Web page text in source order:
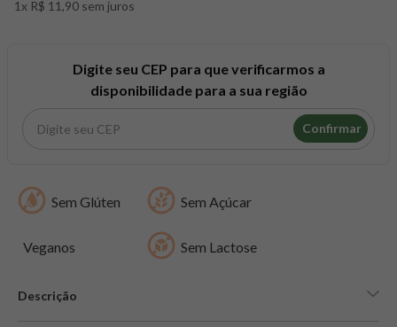
1x R$ 11,90 sem juros
Digite seu CEP para que verificarmos a
disponibilidade para a sua região
Confirmar
Sem Glúten Sem Açúcar
Veganos Sem Lactose
Descrição
8º snack proteico mundo verde
creatina mundo verde